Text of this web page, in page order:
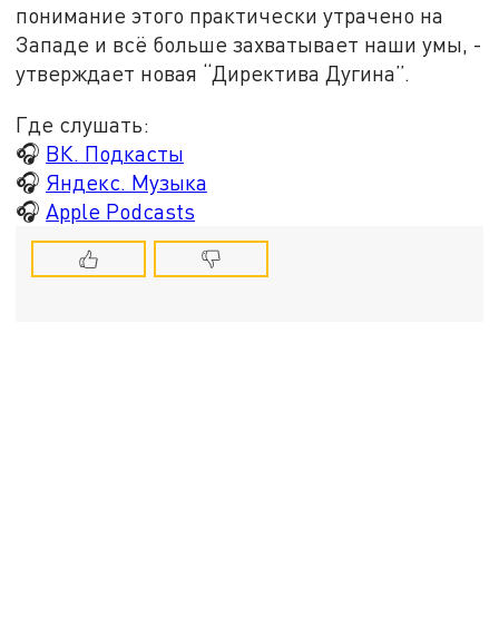
понимание этого практически утрачено на
Западе и всё больше захватывает наши умы, -
утверждает новая “Директива Дугина”.
Где слушать:
🎧 ВК. Подкасты
🎧 Яндекс. Музыка
🎧 Apple Podcasts